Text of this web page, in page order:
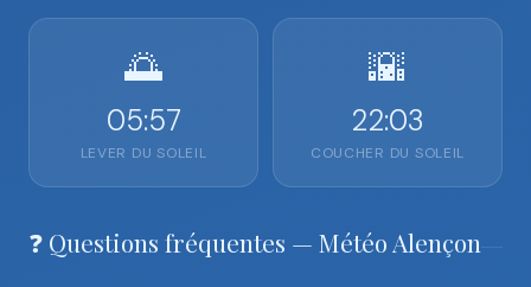
🌅
05:57
LEVER DU SOLEIL
🌇
22:03
COUCHER DU SOLEIL
❓ Questions fréquentes — Météo Alençon